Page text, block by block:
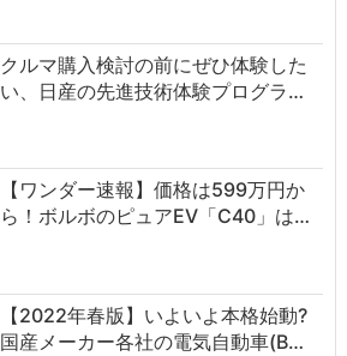
クルマ購入検討の前にぜひ体験した
い、日産の先進技術体験プログラ…
【ワンダー速報】価格は599万円か
ら！ボルボのピュアEV「C40」は…
【2022年春版】いよいよ本格始動?
国産メーカー各社の電気自動車(B…